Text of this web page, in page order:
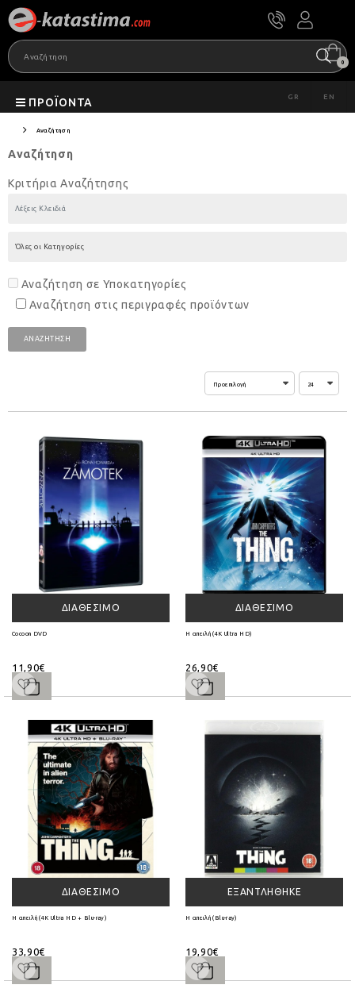
0
ΠΡΟΪΌΝΤΑ GR EN
Αναζήτηση
Αναζήτηση
Κριτήρια Αναζήτησης
Αναζήτηση σε Υποκατηγορίες
Αναζήτηση στις περιγραφές προϊόντων
ΔΙΑΘΈΣΙΜΟ
Cocoon DVD
11,90€
ΔΙΑΘΈΣΙΜΟ
Η απειλή (4K Ultra HD)
26,90€
ΔΙΑΘΈΣΙΜΟ
Η απειλή (4K Ultra HD + Blu-ray)
33,90€
ΕΞΑΝΤΛΉΘΗΚΕ
Η απειλή (Blu-ray)
19,90€